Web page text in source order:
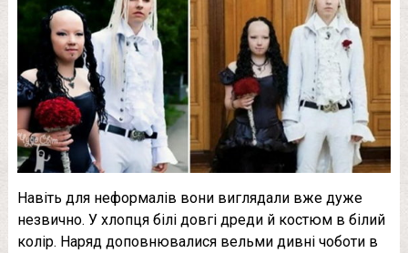
Навіть для неформалів вони виглядали вже дуже
незвично. У хлопця білі довгі дреди й костюм в білий
колір. Наряд доповнювалися вельми дивні чоботи в